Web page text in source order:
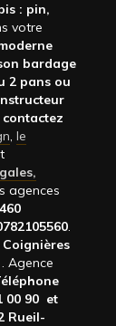
: pin,
votre
bardage
2 pans ou
, le
agences
.
. Agence
00 90 et
Rueil-